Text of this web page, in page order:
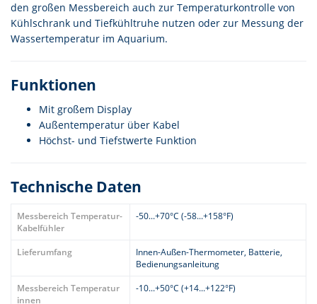
den großen Messbereich auch zur Temperaturkontrolle von
Kühlschrank und Tiefkühltruhe nutzen oder zur Messung der
Wassertemperatur im Aquarium.
Funktionen
Mit großem Display
Außentemperatur über Kabel
Höchst- und Tiefstwerte Funktion
Technische Daten
Messbereich Temperatur-
Kabelfühler
-50...+70°C (-58...+158°F)
Lieferumfang
Innen-Außen-Thermometer, Batterie,
Bedienungsanleitung
Messbereich Temperatur
innen
-10...+50°C (+14...+122°F)